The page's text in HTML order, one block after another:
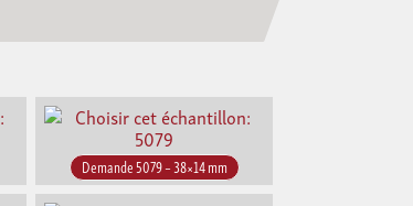
Demande 5079 – 38×14 mm